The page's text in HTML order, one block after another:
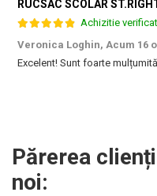
Achizitie
Veronica Loghin, Acum 16
Excelent! Sunt foarte
Părerea
noi: